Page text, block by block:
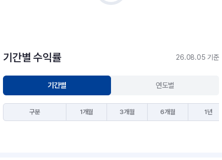
기간별 수익률 26.08.05 기준
기간별 연도별
구분 1개월 3개월 6개월 1년